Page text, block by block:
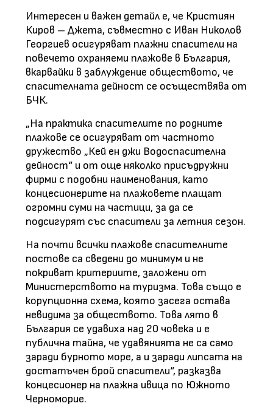
Интересен и важен детайл е, че Кристиян
Киров – Джета, съвместно с Иван Николов
Георгиев осигуряват плажни спасители на
повечето охраняеми плажове в България,
вкарвайки в заблуждение обществото, че
спасителната дейност се осъществява от
БЧК.
„На практика спасителите по родните
плажове се осигуряват от частното
дружество „Кей ен джи Водоспасителна
дейност“ и от още няколко присъдружни
фирми с подобни наименования, като
концесионерите на плажовете плащат
огромни суми на частици, за да се
подсигурят със спасители за летния сезон.
На почти всички плажове спасителните
постове са сведени до минимум и не
покриват критериите, заложени от
Министерството на туризма. Това също е
корупционна схема, която засега остава
невидима за обществото. Това лято в
България се удавиха над 20 човека и е
публична тайна, че удавянията не са само
заради бурното море, а и заради липсата на
достатъчен брой спасители“, разказва
концесионер на плажна ивица по Южното
Черноморие.